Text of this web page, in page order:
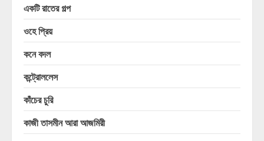
একটি রাতের গল্প
ওহে প্রিয়
কনে বদল
কন্ট্রোললেস
কাঁচের চুরি
কাজী তাসমীন আরা আজমিরী